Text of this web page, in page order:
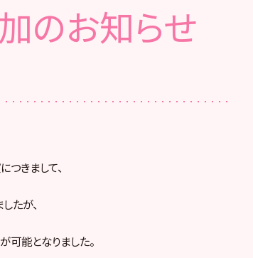
のお知らせ
きまして、
たが、
可能となりました。